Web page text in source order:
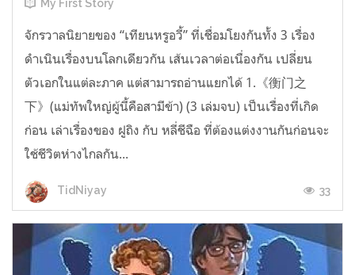
My First Story
จักรวาลนิยายของ “เทียนหรูอวี้” ที่เชื่อมโยงกันทั้ง 3 เรื่อง
ดำเนินเรื่องบนโลกเดียวกัน เส้นเวลาต่อเนื่องกัน เปลี่ยน
ตัวเอกในแต่ละภาค แต่สามารถอ่านแยกได้ 1.《衡门之
下》(แม่ทัพใหญ่ผู้นี้คือสามีข้า) (3 เล่มจบ) เป็นเรื่องที่เกิด
ก่อน เล่าเรื่องของ ฝูถิง กับ หลี่ชีฉือ ที่ต้องแต่งงานกันก่อนจะ
ใช้ชีวิตห่างไกลกัน...
TidNiyay 33